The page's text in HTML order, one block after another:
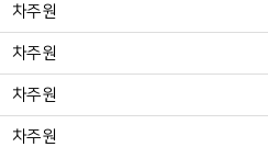
차주원
차주원
차주원
차주원